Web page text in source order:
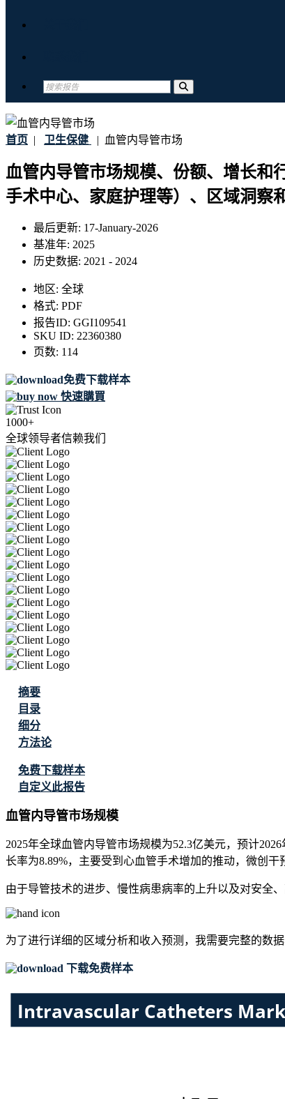
首页 | 卫生保健 | 血管内导管市场
血管内导管市场规模、份额、增长和
手术中心、家庭护理等）、区域洞察
最后更新: 17-January-2026
基准年: 2025
历史数据: 2021 - 2024
地区: 全球
格式: PDF
报告ID: GGI109541
SKU ID: 22360380
页数: 114
免费下载样本
快速購買
1000+
全球领导者信赖我们
摘要
目录
细分
方法论
免费下载样本
自定义此报告
血管内导管市场规模
2025年全球血管内导管市场规模为52.3亿美元，预计
长率为8.89%，主要受到心血管手术增加的推动，微创
由于导管技术的进步、慢性病患病率的上升以及对安全
为了进行详细的区域分析和收入预测，我需要完整的数
下载免费样本